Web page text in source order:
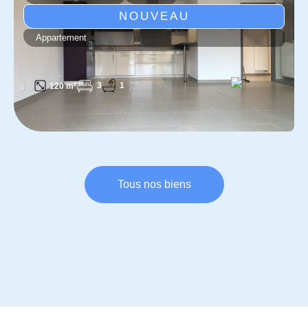
NOUVEAU
Appartement
120 m² 3 1
Tous nos biens